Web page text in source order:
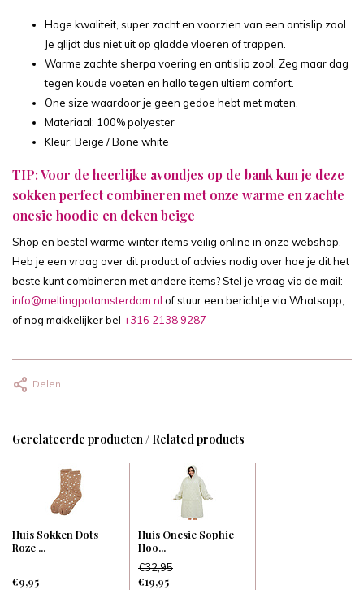
Hoge kwaliteit, super zacht en voorzien van een antislip zool.
Je glijdt dus niet uit op gladde vloeren of trappen.
Warme zachte sherpa voering en antislip zool. Zeg maar dag
tegen koude voeten en hallo tegen ultiem comfort.
One size waardoor je geen gedoe hebt met maten.
Materiaal: 100% polyester
Kleur: Beige / Bone white
TIP: Voor de heerlijke avondjes op de bank kun je deze
sokken perfect combineren met onze warme en zachte
onesie hoodie en deken beige
Shop en bestel warme winter items veilig online in onze webshop.
Heb je een vraag over dit product of advies nodig over hoe je dit het
beste kunt combineren met andere items? Stel je vraag via de mail:
info@meltingpotamsterdam.nl of stuur een berichtje via Whatsapp,
of nog makkelijker bel +316 2138 9287
Delen
Gerelateerde producten / Related products
Huis Sokken Dots
Roze ...
€9,95
Huis Onesie Sophie
Hoo...
€32,95
€19,95